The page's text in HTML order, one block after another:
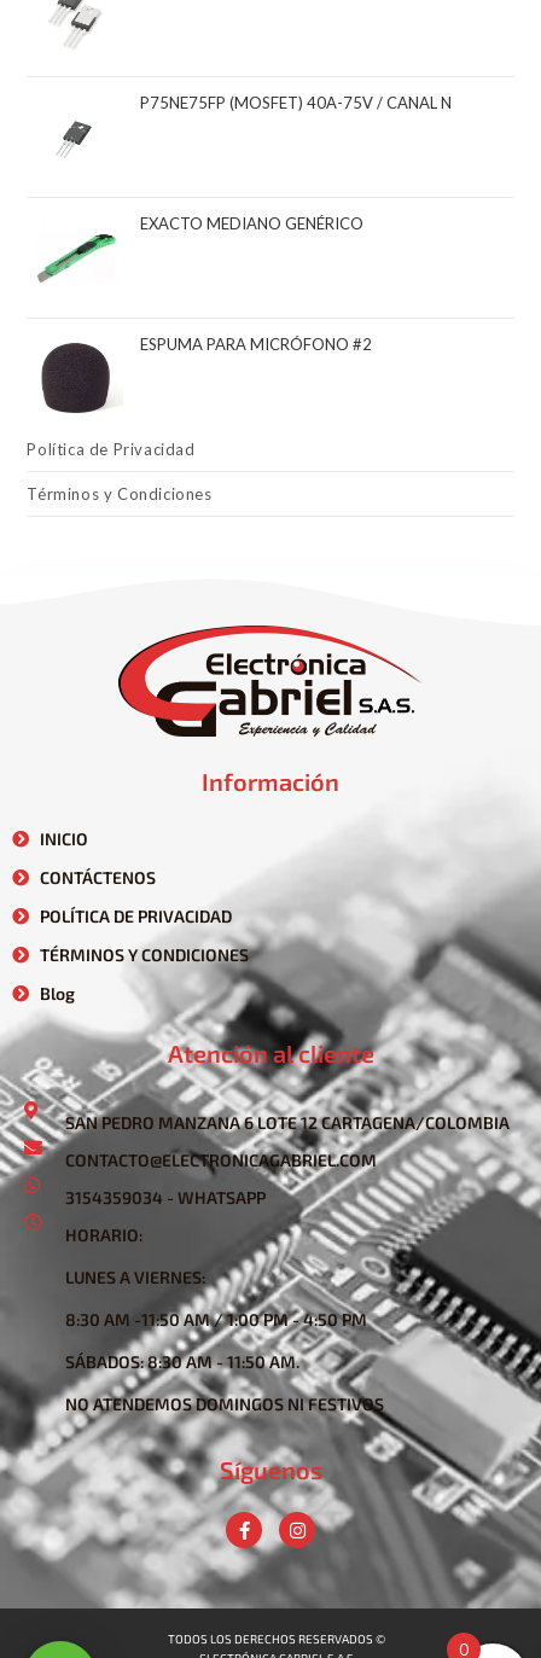
P75NE75FP (MOSFET) 40A-75V / CANAL N
EXACTO MEDIANO GENÉRICO
ESPUMA PARA MICRÓFONO #2
Política de Privacidad
Términos y Condiciones
Información
INICIO
CONTÁCTENOS
POLÍTICA DE PRIVACIDAD
TÉRMINOS Y CONDICIONES
Blog
Atención al cliente
SAN PEDRO MANZANA 6 LOTE 12 CARTAGENA/COLOMBIA
CONTACTO@ELECTRONICAGABRIEL.COM
3154359034 - WHATSAPP
HORARIO:
LUNES A VIERNES:
8:30 AM -11:50 AM / 1:00 PM - 4:50 PM
SÁBADOS: 8:30 AM - 11:50 AM.
NO ATENDEMOS DOMINGOS NI FESTIVOS
Síguenos
TODOS LOS DERECHOS RESERVADOS ©
0